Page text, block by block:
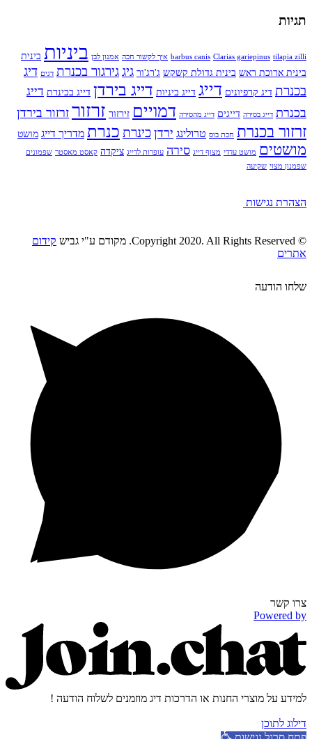
תגיות
barbus canis Clarias gariepinus tilapia zilli איך לקשור חכה אמנון לבן ביניות בינית
בינית ארוכת ראש בינית גדולת קשקש ג'רג'ור גיגגירגור בכנרת דגים דיג
בכנרת דיג קרפיונים דייג דייג ביניות דייג בירדן דייג בכינרת דייג
בכנרת דייג בסירה דייגים דייג מהסירה דמויים זירזור זרזור זרזור בירדן
זרזור בכנרת חכת בוס טרולינג ירדן כינרת כנרת מדריך דייג מושט
מושטים מושט עדדי מצוף דייג סירה עופרות לדייג ציקדה קאסט מאסטר שפמונים
שפמנון מצוי שקיעה
הצהרת נגישות
© Copyright 2020. All Rights Reserved. מקודם ע"י גביש
קידום
אתרים
שלחו הודעה
צרו קשר
Powered by
למידע על מוצרי החנות או הדרכות דיג מוזמנים לשלוח הודעה !
דילוג לתוכן